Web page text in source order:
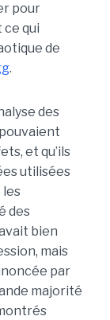
pour
ce qui
de
.
des
et qu’ils
utilisées
les
des
bien
mais
par
majorité